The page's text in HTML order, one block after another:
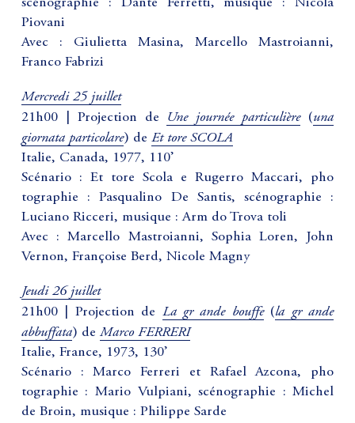
scénographie : Dante Ferretti, musique : Nicola
Piovani
Avec : Giulietta Masina, Marcello Mastroianni,
Franco Fabrizi
Mercredi 25 juillet
21h00 | Projection de Une journée particulière(una
giornata particolare) de Et tore SCOLA
Italie, Canada, 1977, 110’
Scénario : Et tore Scola e Rugerro Maccari, pho
tographie : Pasqualino De Santis, scénographie :
Luciano Ricceri, musique : Arm do Trova toli
Avec : Marcello Mastroianni, Sophia Loren, John
Vernon, Françoise Berd, Nicole Magny
Jeudi 26 juillet
21h00 | Projection de La gr ande bouffe(la gr ande
abbuffata) deMarco FERRERI
Italie, France, 1973, 130’
Scénario : Marco Ferreri et Rafael Azcona, pho
tographie : Mario Vulpiani, scénographie : Michel
de Broin, musique : Philippe Sarde